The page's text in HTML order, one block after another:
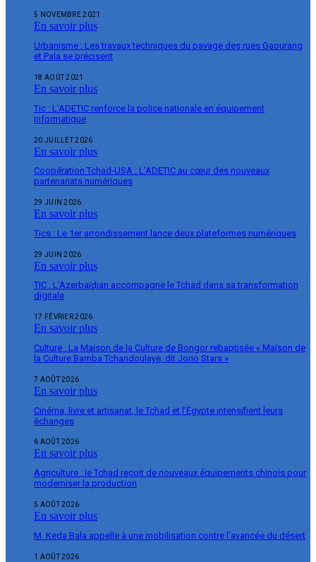
5 NOVEMBRE 2021
En savoir plus
Urbanisme : Les travaux techniques du pavage des rues Gaourang
et Pala se précisent
18 AOÛT 2021
En savoir plus
Tic : L’ADETIC renforce la police nationale en équipement
informatique
20 JUILLET 2026
En savoir plus
Coopération Tchad-USA : L’ADETIC au cœur des nouveaux
partenariats numériques
29 JUIN 2026
En savoir plus
Tics : Le 1er arrondissement lance deux plateformes numériques
29 JUIN 2026
En savoir plus
TIC : L’Azerbaïdjan accompagne le Tchad dans sa transformation
digitale
17 FÉVRIER 2026
En savoir plus
Culture : La Maison de la Culture de Bongor rebaptisée « Maison de
la Culture Bamba Tchandoulaye, dit Jorio Stars »
7 AOÛT 2026
En savoir plus
Cinéma, livre et artisanat, le Tchad et l’Égypte intensifient leurs
échanges
6 AOÛT 2026
En savoir plus
Agriculture : le Tchad reçoit de nouveaux équipements chinois pour
moderniser la production
5 AOÛT 2026
En savoir plus
M. Keda Bala appelle à une mobilisation contre l’avancée du désert
1 AOÛT 2026